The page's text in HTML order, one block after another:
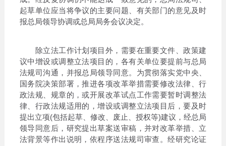
起草单位应当将争议的主要问题、有关部门的意见及时
报总局领导协调或总局局务会议决定。
除立法工作计划项目外，需要在重要文件、政策建
议中增设或调整立法项目的，各有关单位要提前与总局
法规司沟通，并报总局领导同意。为贯彻落实党中央、
国务院决策部署，推进各项改革举措需要修改法律、行
政法规、规章的，或开展改革试点工作需要暂时调整法
律、行政法规适用的，增设或调整立法项目后，要及时
提出立项(包括起草、修改、废止、授权等)建议，经总局
领导同意后，研究提出草案送审稿，并对改革举措、立
法背景等作出说明，依程序送法规司审查。经研究论证